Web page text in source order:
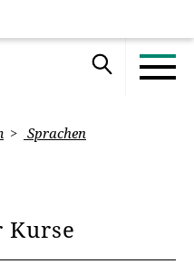
Sprachen
Kurse